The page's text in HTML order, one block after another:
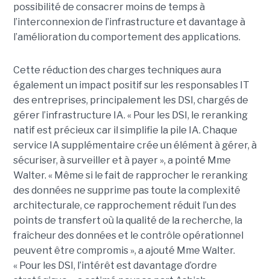
possibilité de consacrer moins de temps à
l’interconnexion de l’infrastructure et davantage à
l’amélioration du comportement des applications.
Cette réduction des charges techniques aura
également un impact positif sur les responsables IT
des entreprises, principalement les DSI, chargés de
gérer l’infrastructure IA. « Pour les DSI, le reranking
natif est précieux car il simplifie la pile IA. Chaque
service IA supplémentaire crée un élément à gérer, à
sécuriser, à surveiller et à payer », a pointé Mme
Walter. « Même si le fait de rapprocher le reranking
des données ne supprime pas toute la complexité
architecturale, ce rapprochement réduit l’un des
points de transfert où la qualité de la recherche, la
fraîcheur des données et le contrôle opérationnel
peuvent être compromis », a ajouté Mme Walter.
« Pour les DSI, l’intérêt est davantage d’ordre